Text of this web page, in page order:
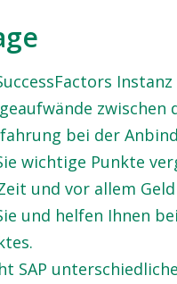
zwischen
bei der
wichtige Punkte
und vor allem
und helfen Ihnen
SAP